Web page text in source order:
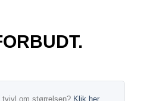
I tvivl om størrelsen? Klik her